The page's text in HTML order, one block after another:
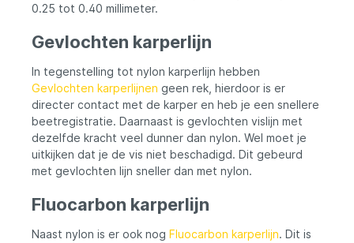
0.25 tot 0.40 millimeter.
Gevlochten karperlijn
In tegenstelling tot nylon karperlijn hebben
Gevlochten karperlijnen geen rek, hierdoor is er
directer contact met de karper en heb je een snellere
beetregistratie. Daarnaast is gevlochten vislijn met
dezelfde kracht veel dunner dan nylon. Wel moet je
uitkijken dat je de vis niet beschadigd. Dit gebeurd
met gevlochten lijn sneller dan met nylon.
Fluocarbon karperlijn
Naast nylon is er ook nog Fluocarbon karperlijn. Dit is